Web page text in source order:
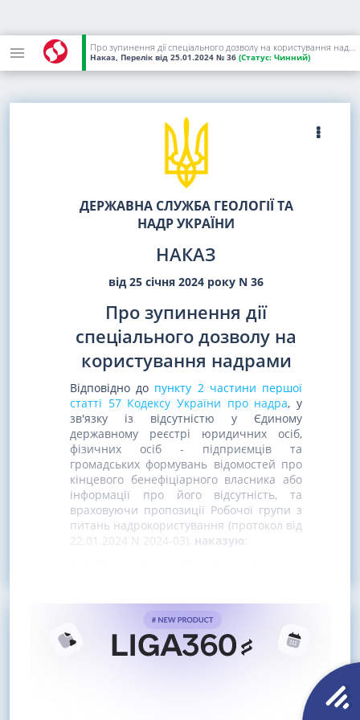
Про зупинення дії спеціального дозволу на користування надрами
Наказ, Перелік від 25.01.2024 № 36 (Статус: Чинний)
ДЕРЖАВНА СЛУЖБА ГЕОЛОГІЇ ТА
НАДР УКРАЇНИ
НАКАЗ
від 25 січня 2024 року N 36
Про зупинення дії
спеціального дозволу на
користування надрами
Відповідно до пункту 2 частини першої
статті 57 Кодексу України про надра, у
зв'язку із відсутністю у Єдиному
державному реєстрі юридичних осіб,
фізичних осіб - підприємців та
громадських формувань відомостей про
кінцевого бенефіціарного власника або
інформації про його відсутність, та
враховуючи пропозиції Робочої групи з
питань надрокористування (протокол від
22.01.2024 N 2024-03), наказую